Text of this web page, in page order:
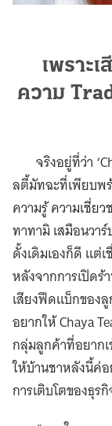
เพราะ
ความ
จริงอยู่ที่ว่า
ลตี้มัทฉะที่เพียบพ
ความรู้ ความเชี่ย
ทาทามิ เสมือนวา
ดั้งเดิมเองก็ดี แต่
หลังจากการเปิดร้
เสียงฟีดแบ็กของ
อยากให้ Chaya
กลุ่มลูกค้าที่อยาก
ให้บ้านชาหลังนี้ค่
การเติบโตของธุ